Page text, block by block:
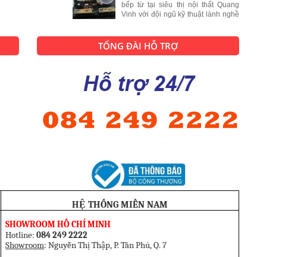
bếp từ tại siêu thị nội thất Quang
Vinh với đội ngũ kỹ thuật lành nghề
hoạt động như lúc mới mua.
TỔNG ĐÀI HỖ TRỢ
HỆ THỐNG MIỀN NAM
SHOWROOM HỒ CHÍ MINH
Hotline:084 249 2222
Showroom: Nguyễn Thị Thập, P. Tân Phú, Q. 7